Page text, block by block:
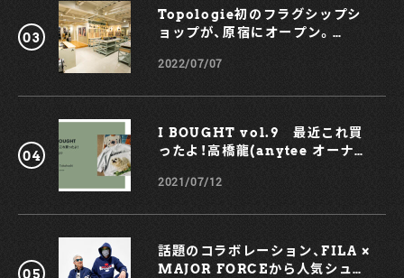
Topologie初のフラグシップシ
ョップが、原宿にオープン。
も！
2022/07/07
I BOUGHT vol.9 最近これ買
ったよ！高橋龍(anytee オーナ
2021/07/12
話題のコラボレーション、FILA ×
MAJOR FORCEから人気シュー